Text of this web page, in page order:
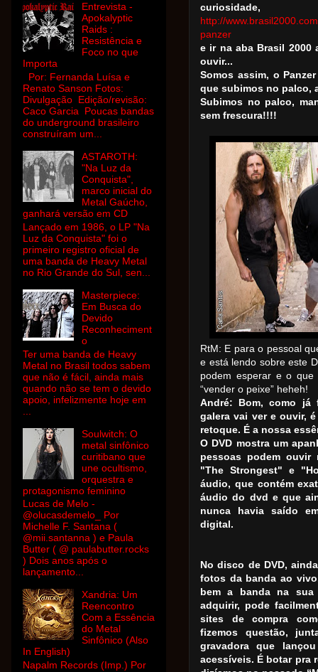
http://
panzer
e ir na aba Brasil 2000
ouvir...
Somos assim, o
que subimos no palco,
Subimos no palco,
sem frescura!!!!
RtM: E para o pessoal
e está lendo sobre este
podem esperar e o que
“vender o peixe” heheh!
André: Bom, como já
galera vai ver e ouvir,
retoque. É a nossa
O DVD mostra um
pessoas podem ouvir
"The Strongest" e
áudio, que contém
áudio do dvd e que
nunca havia saído
digital.
No disco de DVD,
fotos da banda ao
bem a banda na sua
adquirir, pode
sites de compra
fizemos questão,
gravadora que
acessíveis. É botar pra
Entrevista -
Apokalyptic
Raids :
Resistência e
Foco no que
Importa
Por: Fernanda Luísa e
Renato Sanson Fotos:
Divulgação Edição/revisão:
Caco Garcia Poucas bandas
do underground brasileiro
construíram um...
ASTAROTH:
"Na Luz da
Conquista",
marco inicial do
Metal Gaúcho,
ganhará versão em CD
Lançado em 1986, o LP "Na
Luz da Conquista" foi o
primeiro registro oficial de
uma banda de Heavy Metal
no Rio Grande do Sul, sen...
Masterpiece:
Em Busca do
Devido
Reconheciment
o
Ter uma banda de Heavy
Metal no Brasil todos sabem
que não é fácil, ainda mais
quando não se tem o devido
apoio, infelizmente hoje em
Soulwitch: O
metal sinfônico
curitibano que
une ocultismo,
orquestra e
protagonismo feminino
Lucas de Melo -
@olucasdemelo_ Por
Michelle F. Santana (
@mii.santanna ) e Paula
Butter ( @ paulabutter.rocks
) Dois anos após o
lançamento...
Xandria: Um
Reencontro
Com a Essência
do Metal
Sinfônico (Also
In English)
Napalm Records (Imp.) Por